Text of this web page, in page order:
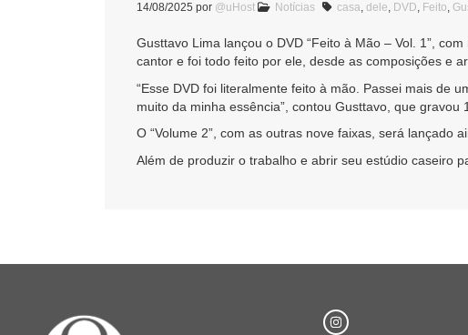
14/08/2025 por @uHost Notícias casa, dele, DVD, Feito,
Gusttavo Lima lançou o DVD “Feito à Mão – Vol. 1”,
cantor e foi todo feito por ele, desde as composições e
“Esse DVD foi literalmente feito à mão. Passei mais de
muito da minha essência”, contou Gusttavo, que gravou
O “Volume 2”, com as outras nove faixas, será lançado
Além de produzir o trabalho e abrir seu estúdio caseiro